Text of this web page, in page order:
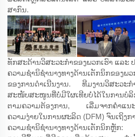
ສາກົນ.
ທັກສະດ້ານວິສະວະກຳຂອງພວກເຮົາ ແລະ
ຄວາມຊຳນິຊຳນາງທາງດ້ານເຕັກນິກຂອງພວ
ຂອງການດຳເນີນງານ. ທີມງານວິສະວ
ສະໜັບສະໜູນທີ່ບໍ່ມີໃຜເທີຍບໍ່ໄດ້ໃນການບໍລິ
ຕາມຄວາມຕ້ອງການ, ເລີ່ມຈາກຄຳແນະ
ຄວາມງ່າຍໃນການຜະລິດ (DFM) ຈົນເຖິງກ
ຄວາມຊຳນິຊຳນາງທາງດ້ານເຕັກນິກຫຼັກ: